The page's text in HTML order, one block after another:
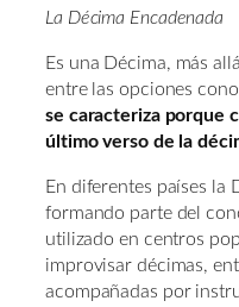
La Décima Encadenada
Es una Décima, más
entre las opciones
se caracteriza porque
último verso de la
En diferentes países la
formando parte del
utilizado en centros
improvisar décimas,
acompañadas por